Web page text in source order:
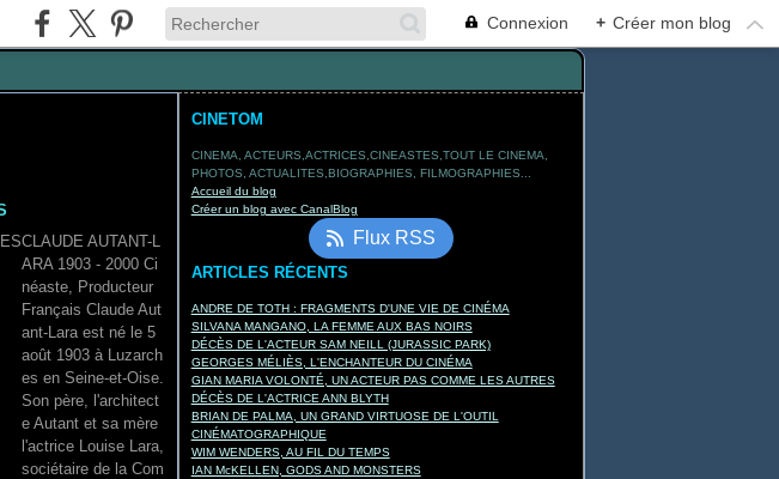
Connexion + Créer mon blog
CLAUDE AUTANT-L
ARA 1903 - 2000 Ci
néaste, Producteur
Français Claude Aut
ant-Lara est né le 5
août 1903 à Luzarch
es en Seine-et-Oise.
Son père, l'architect
e Autant et sa mère
l'actrice Louise Lara,
sociétaire de la Com
CINETOM
CINEMA, ACTEURS,ACTRICES,CINEASTES,TOUT LE CINEMA,
PHOTOS, ACTUALITES,BIOGRAPHIES, FILMOGRAPHIES...
Accueil du blog
Créer un blog avec CanalBlog
Flux RSS
ARTICLES RÉCENTS
ANDRE DE TOTH : FRAGMENTS D'UNE VIE DE CINÉMA
SILVANA MANGANO, LA FEMME AUX BAS NOIRS
DÉCÈS DE L'ACTEUR SAM NEILL (JURASSIC PARK)
GEORGES MÉLIÈS, L'ENCHANTEUR DU CINÉMA
GIAN MARIA VOLONTÉ, UN ACTEUR PAS COMME LES AUTRES
DÉCÈS DE L'ACTRICE ANN BLYTH
BRIAN DE PALMA, UN GRAND VIRTUOSE DE L'OUTIL
CINÉMATOGRAPHIQUE
WIM WENDERS, AU FIL DU TEMPS
IAN McKELLEN, GODS AND MONSTERS